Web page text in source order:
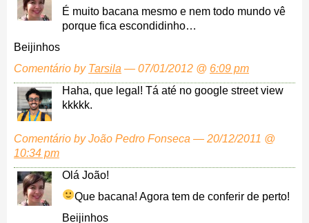
É muito bacana mesmo e nem todo mundo vê
porque fica escondidinho…
Beijinhos
Comentário by Tarsila — 07/01/2012 @ 6:09 pm
Haha, que legal! Tá até no google street view
kkkkk.
Comentário by João Pedro Fonseca — 20/12/2011 @
10:34 pm
Olá João!
Que bacana! Agora tem de conferir de perto!
Beijinhos